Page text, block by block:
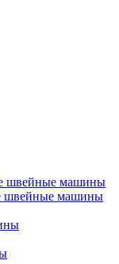
швейные машины
швейные машины